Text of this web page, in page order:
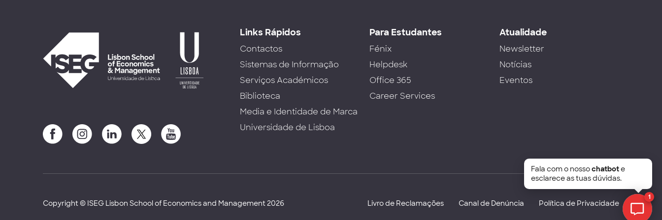
Links Rápidos
Contactos
Sistemas de Informação
Serviços Académicos
Biblioteca
Media e Identidade de Marca
Universidade de Lisboa
Para Estudantes
Fénix
Helpdesk
Office 365
Career Services
Atualidade
Newsletter
Notícias
Eventos
Copyright © ISEG Lisbon School of Economics and Management 2026 Livro de Reclamações Canal de Denúncia Política de Privacidade
1
Fala com o nossochatbote
esclarece as tuas dúvidas.